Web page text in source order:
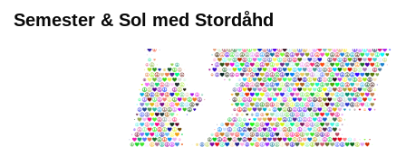
Semester & Sol med Stordåhd